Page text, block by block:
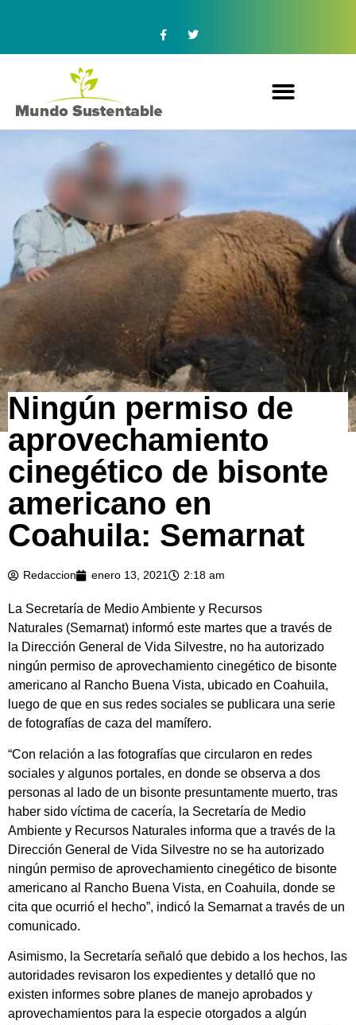
Ningún permiso de
aprovechamiento
cinegético de bisonte
americano en
Coahuila: Semarnat
Redaccion enero 13, 2021 2:18 am
La Secretaría de Medio Ambiente y Recursos
Naturales (Semarnat) informó este martes que a través de
la Dirección General de Vida Silvestre, no ha autorizado
ningún permiso de aprovechamiento cinegético de bisonte
americano al Rancho Buena Vista, ubicado en Coahuila,
luego de que en sus redes sociales se publicara una serie
de fotografías de caza del mamífero.
“Con relación a las fotografías que circularon en redes
sociales y algunos portales, en donde se observa a dos
personas al lado de un bisonte presuntamente muerto, tras
haber sido víctima de cacería, la Secretaría de Medio
Ambiente y Recursos Naturales informa que a través de la
Dirección General de Vida Silvestre no se ha autorizado
ningún permiso de aprovechamiento cinegético de bisonte
americano al Rancho Buena Vista, en Coahuila, donde se
cita que ocurrió el hecho”, indicó la Semarnat a través de un
comunicado.
Asimismo, la Secretaría señaló que debido a los hechos, las
autoridades revisaron los expedientes y detalló que no
existen informes sobre planes de manejo aprobados y
aprovechamientos para la especie otorgados a algún